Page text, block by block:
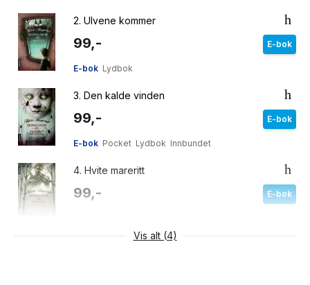
2. Ulvene kommer
99,- E-bok
E-bok Lydbok
3. Den kalde vinden
99,- E-bok
E-bok Pocket Lydbok Innbundet
4. Hvite mareritt
99,- E-bok
Vis alt (4)